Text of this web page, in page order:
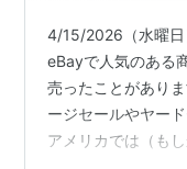
4/15/2026（水曜日
eBayで人気のある
売ったことがあり
ージセールやヤー
アメリカでは（も